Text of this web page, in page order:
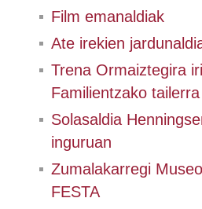
Film emanaldiak
Ate irekien
Trena Ormaiztegira
Familientzako tailerra
Solasaldia
inguruan
Zumalakarregi
FESTA